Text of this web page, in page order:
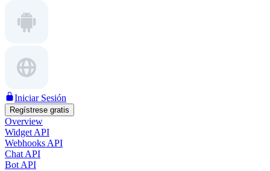
Iniciar Sesión
Regístrese gratis
Overview
Widget API
Webhooks API
Chat API
Bot API